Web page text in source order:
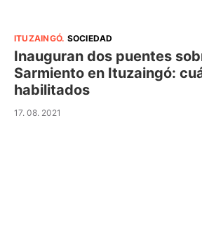
ITUZAINGÓ. SOCIEDAD
Inauguran dos puentes
Sarmiento en Ituzaingó:
habilitados
17. 08. 2021